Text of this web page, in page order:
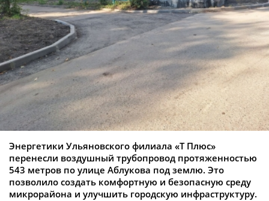
Энергетики Ульяновского филиала «Т Плюс»
перенесли воздушный трубопровод протяженностью
543 метров по улице Аблукова под землю. Это
позволило создать комфортную и безопасную среду
микрорайона и улучшить городскую инфраструктуру.